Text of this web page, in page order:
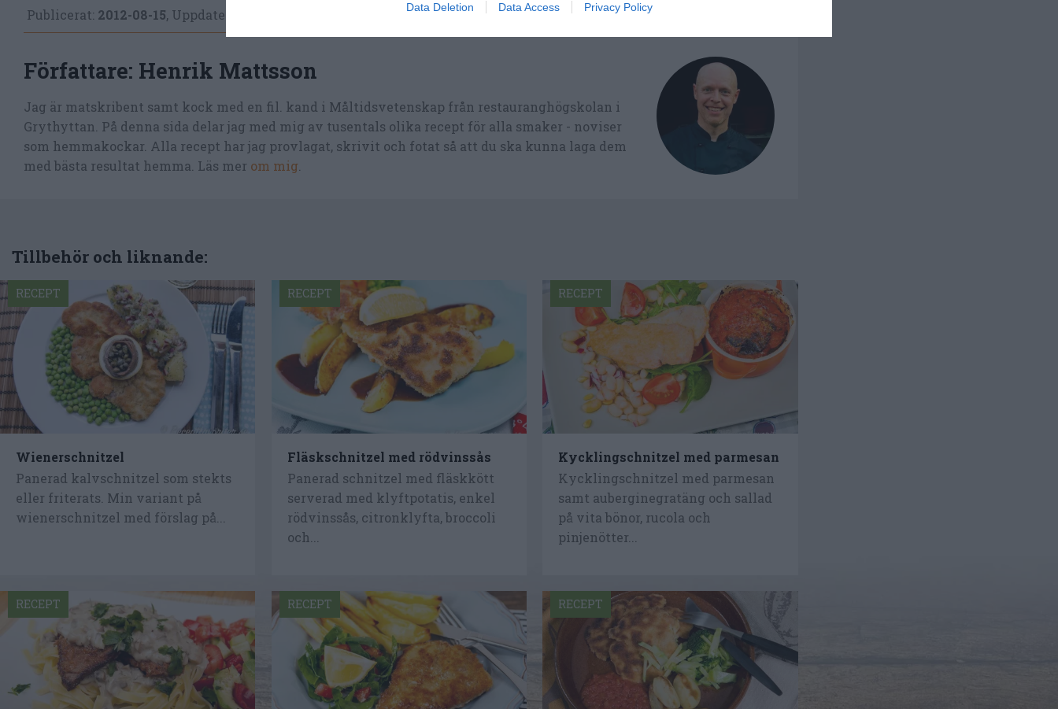
Data Deletion Data Access Privacy Policy
Publicerat: 2012-08-15, Uppdaterat:
Författare: Henrik Mattsson
Jag är matskribent samt kock med en fil. kand i Måltidsvetenskap från restauranghögskolan i
Grythyttan. På denna sida delar jag med mig av tusentals olika recept för alla smaker - noviser
som hemmakockar. Alla recept har jag provlagat, skrivit och fotat så att du ska kunna laga dem
med bästa resultat hemma. Läs mer om mig
Tillbehör och liknande:
Wienerschnitzel
Panerad kalvschnitzel som stekts
eller friterats. Min variant på
wienerschnitzel med förslag på...
RECEPT
Fläskschnitzel med rödvinssås
Panerad schnitzel med fläskkött
serverad med klyftpotatis, enkel
rödvinssås, citronklyfta, broccoli
och...
RECEPT
Kycklingschnitzel med parmesan
Kycklingschnitzel med parmesan
samt auberginegratäng och sallad
på vita bönor, rucola och
pinjenötter...
RECEPT
RECEPT RECEPT RECEPT